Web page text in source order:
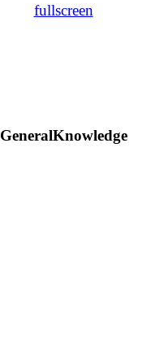
fullscreen
GeneralKnowledge